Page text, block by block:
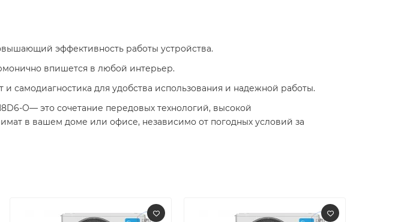
эффективность работы устройства.​
впишется в любой интерьер.​
самодиагностика для удобства использования и надежной работы.
O— это сочетание передовых технологий, высокой
в вашем доме или офисе, независимо от погодных условий за